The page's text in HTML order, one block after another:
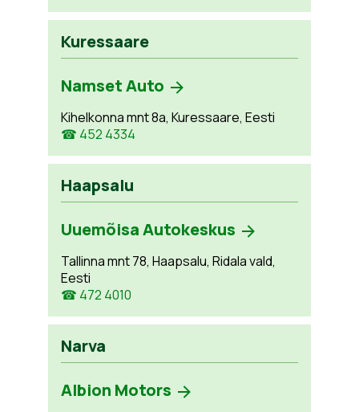
Kuressaare
Namset Auto
Kihelkonna mnt 8a, Kuressaare, Eesti
☎ 452 4334
Haapsalu
Uuemõisa Autokeskus
Tallinna mnt 78, Haapsalu, Ridala vald,
Eesti
☎ 472 4010
Narva
Albion Motors